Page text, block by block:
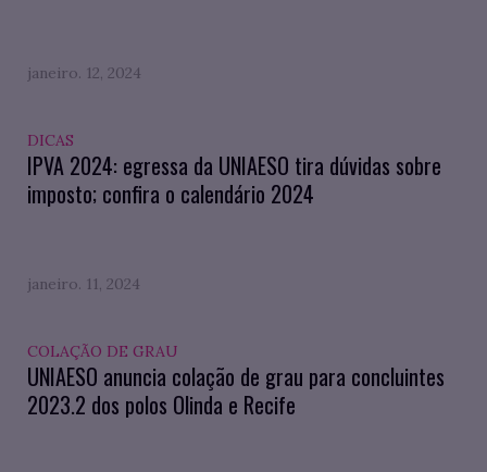
janeiro. 12, 2024
DICAS
IPVA 2024: egressa da UNIAESO tira dúvidas sobre
imposto; confira o calendário 2024
janeiro. 11, 2024
COLAÇÃO DE GRAU
UNIAESO anuncia colação de grau para concluintes
2023.2 dos polos Olinda e Recife